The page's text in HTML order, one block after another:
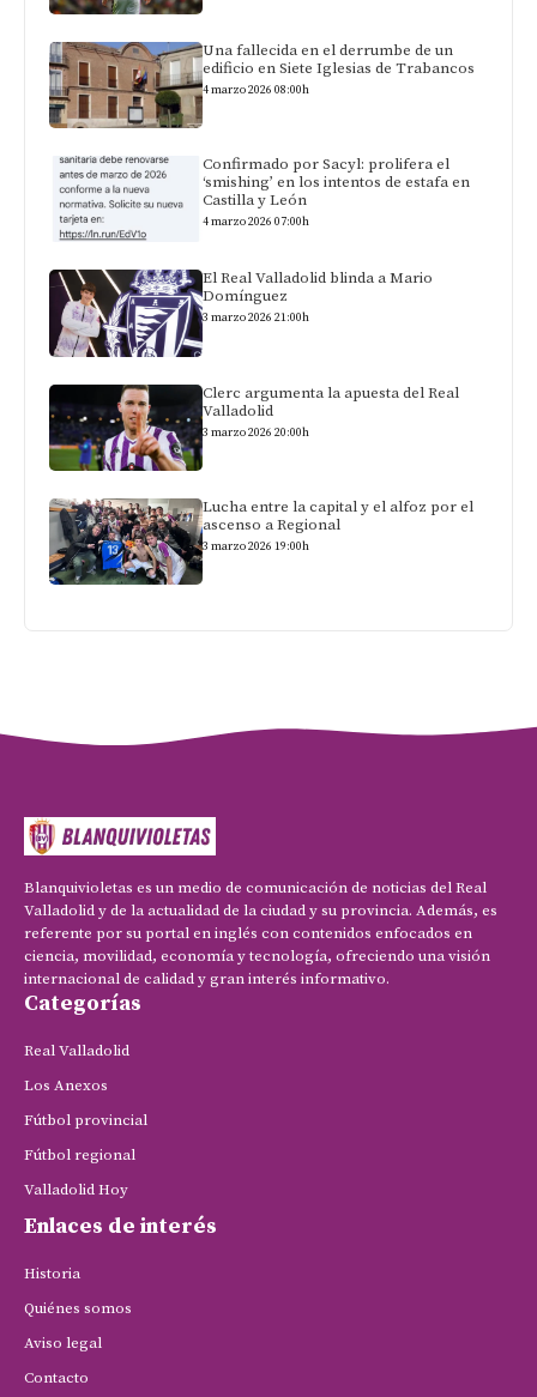
Una fallecida en el derrumbe de un
edificio en Siete Iglesias de Trabancos
4 marzo 2026 08:00h
Confirmado por Sacyl: prolifera el
‘smishing’ en los intentos de estafa en
Castilla y León
4 marzo 2026 07:00h
El Real Valladolid blinda a Mario
Domínguez
3 marzo 2026 21:00h
Clerc argumenta la apuesta del Real
Valladolid
3 marzo 2026 20:00h
Lucha entre la capital y el alfoz por el
ascenso a Regional
3 marzo 2026 19:00h
Blanquivioletas es un medio de comunicación de noticias del Real
Valladolid y de la actualidad de la ciudad y su provincia. Además, es
referente por su portal en inglés con contenidos enfocados en
ciencia, movilidad, economía y tecnología, ofreciendo una visión
internacional de calidad y gran interés informativo.
Categorías
Real Valladolid
Los Anexos
Fútbol provincial
Fútbol regional
Valladolid Hoy
Enlaces de interés
Historia
Quiénes somos
Aviso legal
Contacto